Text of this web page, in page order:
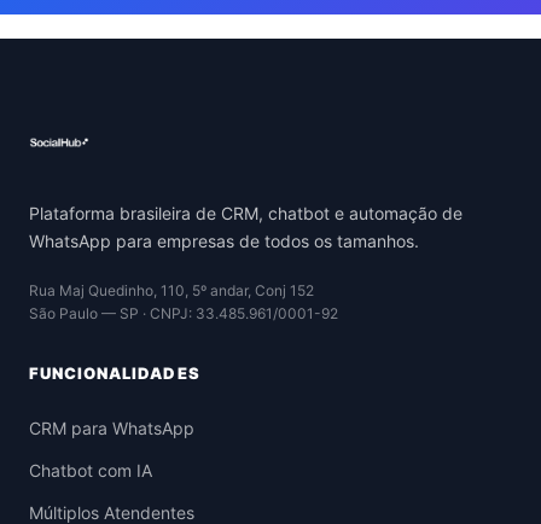
Plataforma brasileira de CRM, chatbot e automação de
WhatsApp para empresas de todos os tamanhos.
Rua Maj Quedinho, 110, 5º andar, Conj 152
São Paulo — SP · CNPJ: 33.485.961/0001-92
FUNCIONALIDADES
CRM para WhatsApp
Chatbot com IA
Múltiplos Atendentes